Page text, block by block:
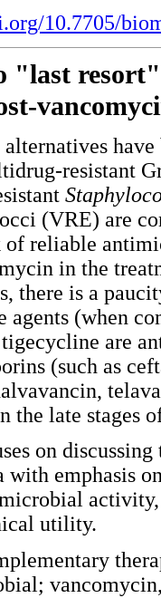
10.7705/
"last
resistant
(VRE) are
reliable
in the
there is a
agents (when
are
(such as
the late stages
on
with emphasis
activity,
utility.